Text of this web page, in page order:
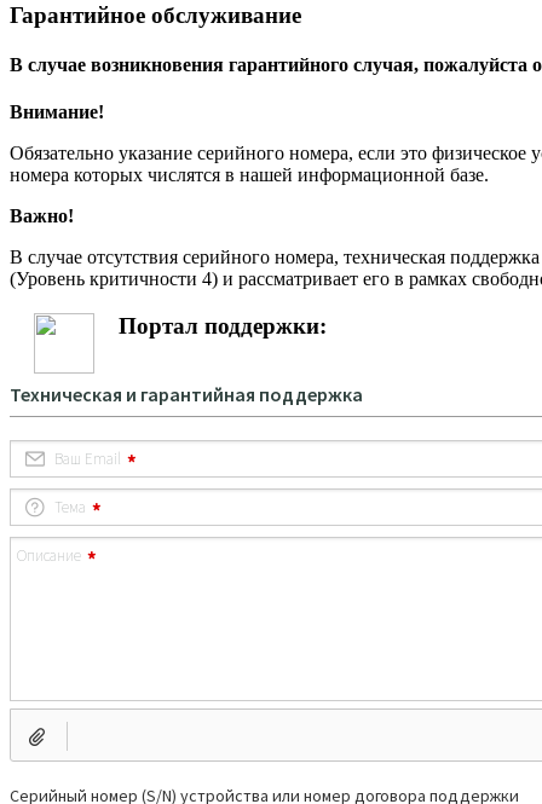
Гарантийное обслуживание
В случае возникновения гарантийного случая, пожалуйста
Внимание!
Обязательно указание серийного номера, если это физическое
номера которых числятся в нашей информационной базе.
Важно!
В случае отсутствия серийного номера, техническая
(Уровень критичности 4) и рассматривает его в рамках
Портал поддержки: